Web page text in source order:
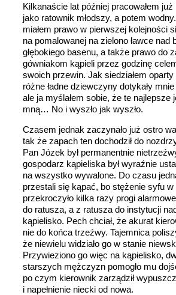
Kilkanaście lat później pracowałem
jako ratownik młodszy, a potem
miałem prawo w pierwszej kolejności
na pomalowanej na zielono ławce nad
głębokiego basenu, a także prawo do
gówniakom kąpieli przez godzinę
swoich przewin. Jak siedziałem oparty
różne ładne dziewczyny dotykały
ale ja myślałem sobie, że te najlepsze
mną… No i wyszło jak wyszło.
Czasem jednak zaczynało już ostro
tak że zapach ten dochodził do
Pan Józek był permanentnie
gospodarz kąpieliska był wyraźnie
na wszystko wywalone. Do czasu
przestali się kąpać, bo stężenie syfu w
przekroczyło kilka razy progi
do ratusza, a z ratusza do instytucji
kąpielisko. Pech chciał, że akurat
nie do końca trzeźwy. Tajemnica
że niewielu widziało go w stanie
Przywieziono go więc na kąpielisko,
starszych mężczyzn pomogło mu
po czym kierownik zarządził
i napełnienie niecki od nowa.